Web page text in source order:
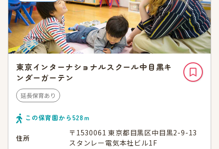
東京インターナショナルスクール中目黒キ
ンダーガーテン
延長保育あり
この保育園から528ｍ
住所
〒1530061 東京都目黒区中目黒2-9-13
スタンレー電気本社ビル1F